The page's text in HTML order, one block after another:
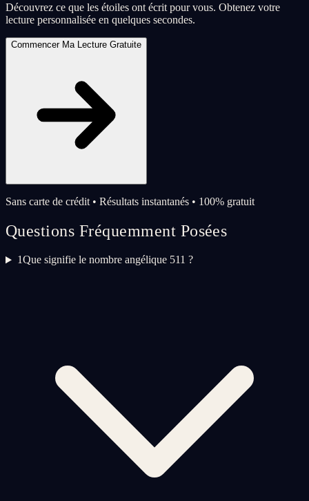
Découvrez ce que les étoiles ont écrit pour vous. Obtenez votre
lecture personnalisée en quelques secondes.
Commencer Ma Lecture Gratuite
Sans carte de crédit • Résultats instantanés • 100% gratuit
Questions Fréquemment Posées
1Que signifie le nombre angélique 511 ?